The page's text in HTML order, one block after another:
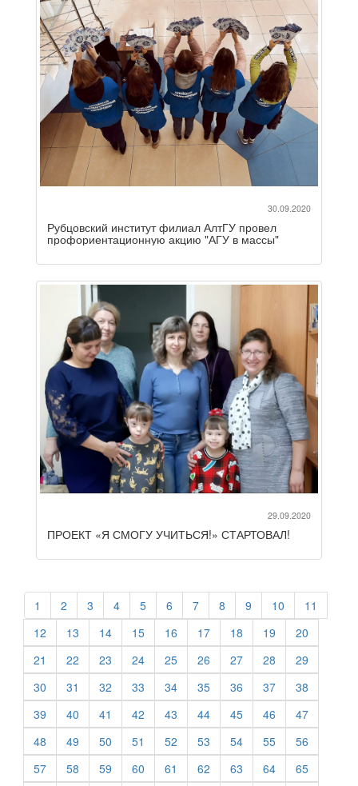
30.09.2020
Рубцовский институт филиал АлтГУ провел
профориентационную акцию "АГУ в массы"
29.09.2020
ПРОЕКТ «Я СМОГУ УЧИТЬСЯ!» СТАРТОВАЛ!
1 2 3 4 5 6 7 8 9 10
11
12
13 14 15 16 17 18 19
20
21
22 23 24 25 26 27 28
29
30
31 32 33 34 35 36 37
38
39
40 41 42 43 44 45 46
47
48
49 50 51 52 53 54 55
56
57
58 59 60 61 62 63 64
65